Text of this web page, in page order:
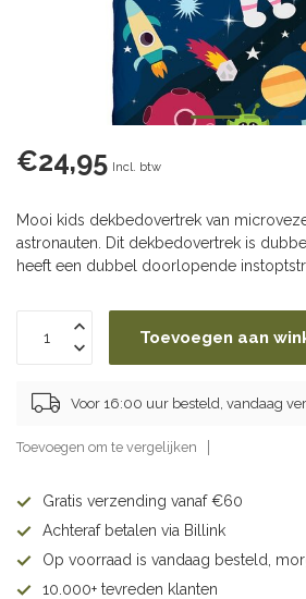
€24,95 Incl. btw
Mooi kids dekbedovertrek van
astronauten. Dit dekbedovertrek is
heeft een dubbel doorlopende
Toevoegen aan
Voor 16:00 uur besteld, vandaag
Toevoegen om te vergelijken
Gratis verzending vanaf €60
Achteraf betalen via Billink
Op voorraad is vandaag besteld,
10.000+ tevreden klanten